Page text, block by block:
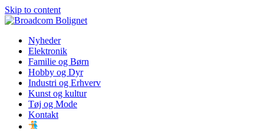
Skip to content
Broadcom Bolignet
NyhederNyheder
Elektronik
Familie og Børn
Hobby og Dyr
Industri og Erhverv
Kunst og kultur
Tøj og Mode
Kontakt